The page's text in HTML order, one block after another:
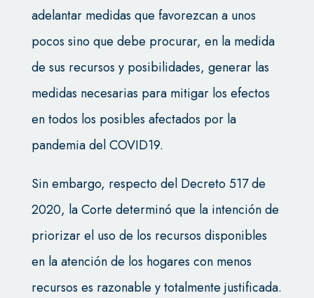
adelantar medidas que favorezcan a unos
pocos sino que debe procurar, en la medida
de sus recursos y posibilidades, generar las
medidas necesarias para mitigar los efectos
en todos los posibles afectados por la
pandemia del COVID19.
Sin embargo, respecto del Decreto 517 de
2020, la Corte determinó que la intención de
priorizar el uso de los recursos disponibles
en la atención de los hogares con menos
recursos es razonable y totalmente justificada.